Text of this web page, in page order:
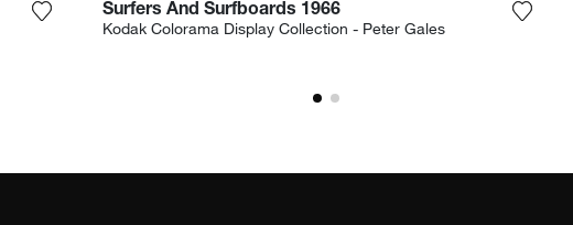
Fügen Sie das Foto meiner Wunschliste hinzu
Surfers And Surfboards 1966
Kodak Colorama Display Collection - Peter Gales